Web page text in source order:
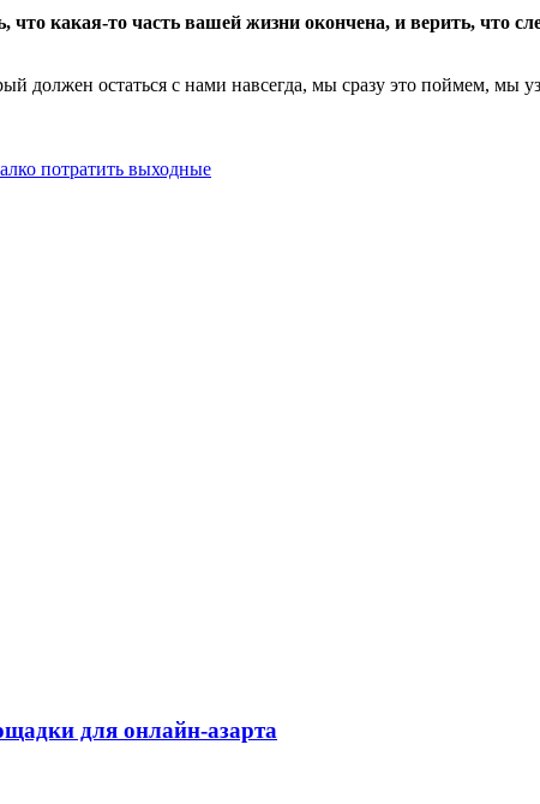
что какая-то часть вашей жизни окончена, и верить, что
должен остаться с нами навсегда, мы сразу это поймем,
потратить выходные
для онлайн-азарта